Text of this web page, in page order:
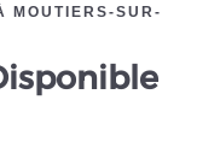
MOUTIERS-SUR-